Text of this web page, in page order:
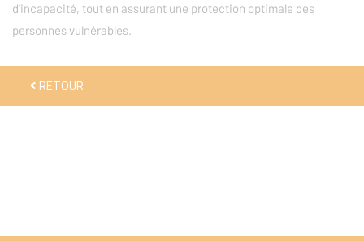
d'incapacité, tout en assurant une protection optimale des
personnes vulnérables.
RETOUR